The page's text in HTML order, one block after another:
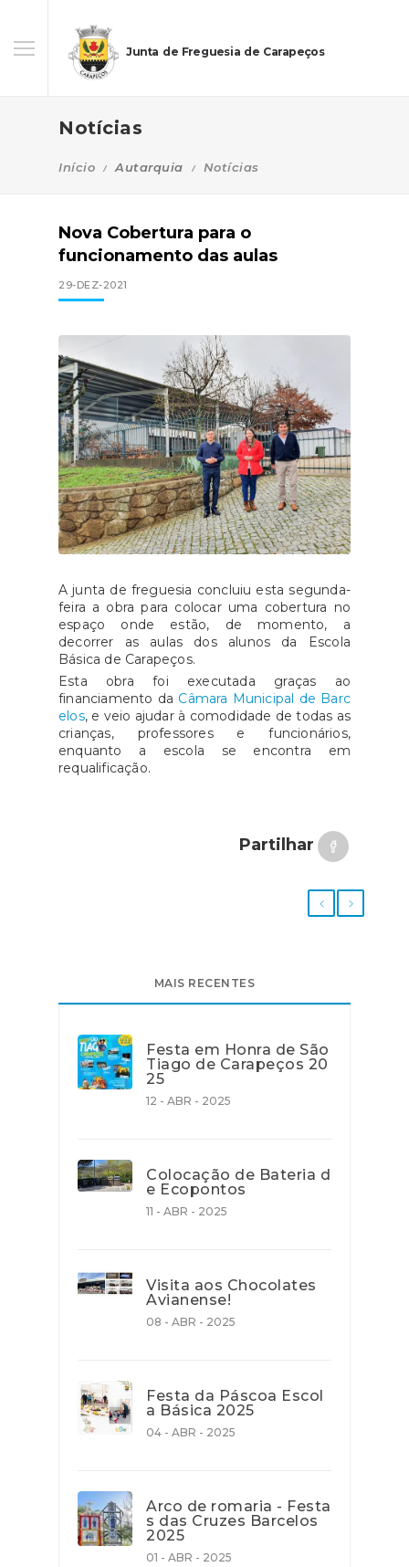
Junta de Freguesia de Carapeços
Notícias
Início Autarquia Notícias
Nova Cobertura para o
funcionamento das aulas
29-DEZ-2021
A junta de freguesia concluiu esta segunda-
feira a obra para colocar uma cobertura no
espaço onde estão, de momento, a
decorrer as aulas dos alunos da Escola
Básica de Carapeços.
Esta obra foi executada graças ao
financiamento da Câmara Municipal de Barc
elos, e veio ajudar à comodidade de todas as
crianças, professores e funcionários,
enquanto a escola se encontra em
requalificação.
Partilhar
MAIS RECENTES
Festa em Honra de São
Tiago de Carapeços 20
25
12 - ABR - 2025
Colocação de Bateria d
e Ecopontos
11 - ABR - 2025
Visita aos Chocolates
Avianense!
08 - ABR - 2025
Festa da Páscoa Escol
a Básica 2025
04 - ABR - 2025
Arco de romaria - Festa
s das Cruzes Barcelos
2025
01 - ABR - 2025